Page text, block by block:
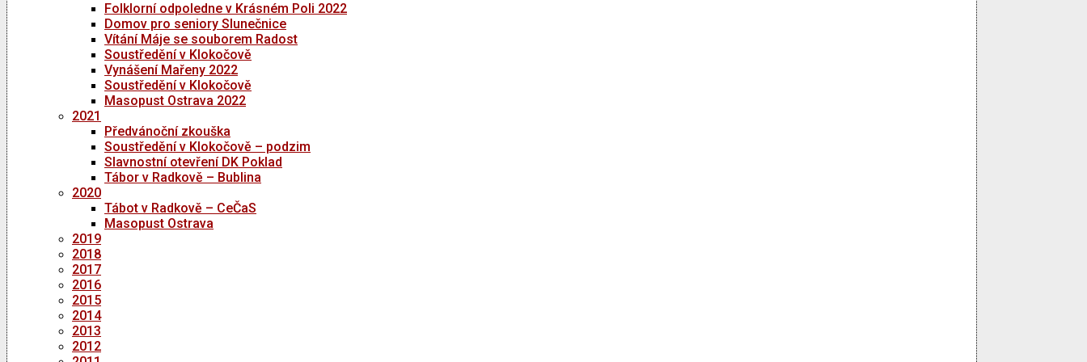
Folklorní odpoledne v Krásném Poli 2022
Domov pro seniory Slunečnice
Vítání Máje se souborem Radost
Soustředění v Klokočově
Vynášení Mařeny 2022
Soustředění v Klokočově
Masopust Ostrava 2022
2021
Předvánoční zkouška
Soustředění v Klokočově – podzim
Slavnostní otevření DK Poklad
Tábor v Radkově – Bublina
2020
Tábot v Radkově – CeČaS
Masopust Ostrava
2019
2018
2017
2016
2015
2014
2013
2012